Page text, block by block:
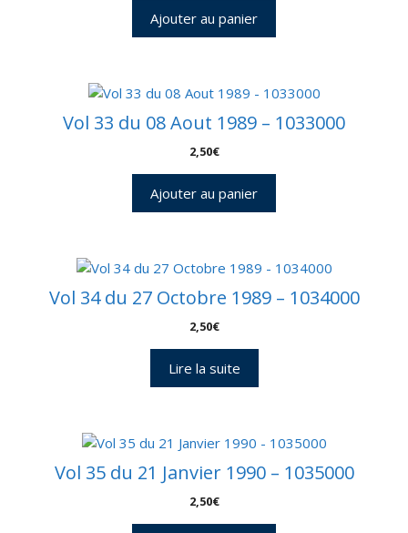
Ajouter au panier
Vol 33 du 08 Aout 1989 – 1033000
2,50€
Ajouter au panier
Vol 34 du 27 Octobre 1989 – 1034000
2,50€
Lire la suite
Vol 35 du 21 Janvier 1990 – 1035000
2,50€